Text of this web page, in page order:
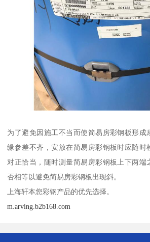
为了避免因施工不当而使简易房彩钢板形成
缘参差不齐，安放在简易房彩钢板时应随时
对正恰当，随时测量简易房彩钢板上下两端
否相等以避免简易房彩钢板出现斜。
上海轩本您彩钢产品的优先选择。
m.arving.b2b168.com